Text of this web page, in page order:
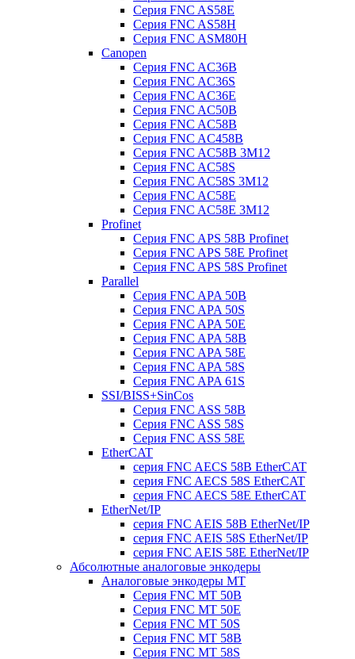
Серия FNC AS58E
Серия FNC AS58H
Серия FNC ASM80H
Canopen
Серия FNC AC36B
Серия FNC AC36S
Серия FNC AC36E
Серия FNC AC50B
Серия FNC AC58B
Серия FNC AC458B
Серия FNC AC58B 3M12
Серия FNC AC58S
Серия FNC AC58S 3M12
Серия FNC AC58E
Серия FNC AC58E 3M12
Profinet
Серия FNC APS 58B Profinet
Серия FNC APS 58E Profinet
Серия FNC APS 58S Profinet
Parallel
Серия FNC APA 50B
Серия FNC APA 50S
Серия FNC APA 50E
Серия FNC APA 58B
Серия FNC APA 58E
Серия FNC APA 58S
Серия FNC APA 61S
SSI/BISS+SinCos
Серия FNC ASS 58B
Серия FNC ASS 58S
Серия FNC ASS 58E
EtherCAT
серия FNC AECS 58B EtherCAT
серия FNC AECS 58S EtherCAT
серия FNC AECS 58E EtherCAT
EtherNet/IP
серия FNC AEIS 58B EtherNet/IP
серия FNC AEIS 58S EtherNet/IP
серия FNC AEIS 58E EtherNet/IP
Абсолютные аналоговые энкодеры
Аналоговые энкодеры MT
Серия FNC MT 50B
Серия FNC MT 50E
Серия FNC MT 50S
Серия FNC MT 58B
Серия FNC MT 58S